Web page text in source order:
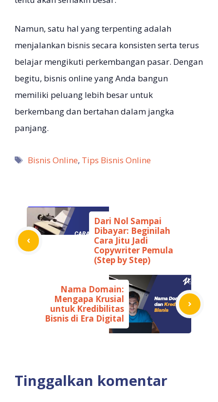
Namun, satu hal yang terpenting adalah
menjalankan bisnis secara konsisten serta terus
belajar mengikuti perkembangan pasar. Dengan
begitu, bisnis online yang Anda bangun
memiliki peluang lebih besar untuk
berkembang dan bertahan dalam jangka
panjang.
Tag
Bisnis Online, Tips Bisnis Online
Dari Nol Sampai
Dibayar: Beginilah
Cara Jitu Jadi
Copywriter Pemula
(Step by Step)
Nama Domain:
Mengapa Krusial
untuk Kredibilitas
Bisnis di Era Digital
Tinggalkan komentar